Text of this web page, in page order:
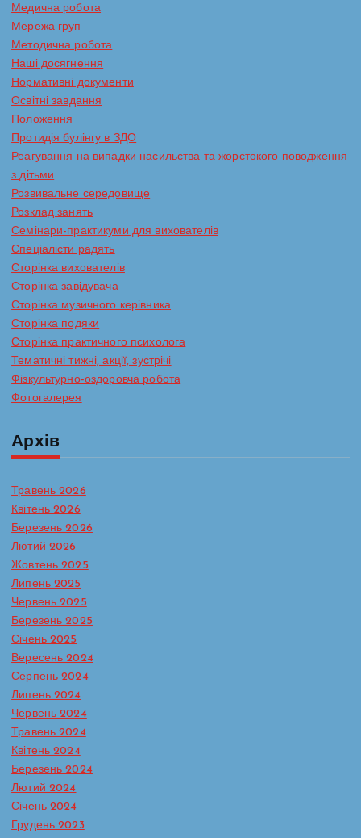
Медична робота
Мережа груп
Методична робота
Наші досягнення
Нормативні документи
Освітні завдання
Положення
Протидія булінгу в ЗДО
Реагування на випадки насильства та жорстокого поводження
з дітьми
Розвивальне середовище
Розклад занять
Семінари-практикуми для вихователів
Спеціалісти радять
Сторінка вихователів
Сторінка завідувача
Сторінка музичного керівника
Сторінка подяки
Сторінка практичного психолога
Тематичні тижні, акції, зустрічі
Фізкультурно-оздоровча робота
Фотогалерея
Архів
Травень 2026
Квітень 2026
Березень 2026
Лютий 2026
Жовтень 2025
Липень 2025
Червень 2025
Березень 2025
Січень 2025
Вересень 2024
Серпень 2024
Липень 2024
Червень 2024
Травень 2024
Квітень 2024
Березень 2024
Лютий 2024
Січень 2024
Грудень 2023
поводження з дітьми
Сторінка практичного психолога
Кожна дитина має право на захист